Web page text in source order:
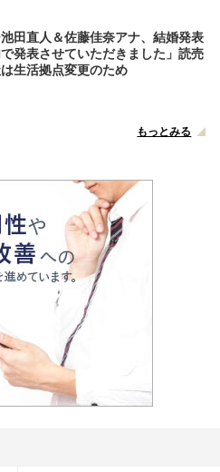
田直人＆佐藤佳奈アナ、結婚発表
で発表させていただきました」読売
生活拠点変更のため
もっとみる